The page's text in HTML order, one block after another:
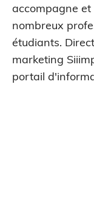
accompagne
nombreux
étudiants.
marketing
portail